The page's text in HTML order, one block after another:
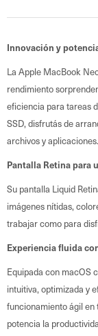
Innovación y
La Apple MacBook
rendimiento
eficiencia para tareas
SSD, disfrutás de
archivos y aplicaciones.
Pantalla Retina para
Su pantalla Liquid
imágenes nítidas,
trabajar como para
Experiencia fluida
Equipada con macOS
intuitiva, optimizada y
funcionamiento ágil
potencia la